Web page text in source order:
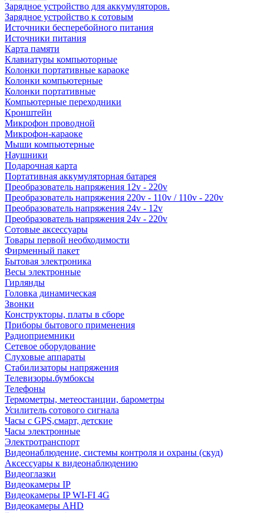
Зарядное устройство для аккумуляторов.
Зарядное устройство к сотовым
Источники бесперебойного питания
Источники питания
Карта памяти
Клавиатуры компьюторные
Колонки портативные караоке
Колонки компьютерные
Колонки портативные
Компьютерные переходники
Кронштейн
Микрофон проводной
Микрофон-караоке
Мыши компьютерные
Наушники
Подарочная карта
Портативная аккумуляторная батарея
Преобразователь напряжения 12v - 220v
Преобразователь напряжения 220v - 110v / 110v - 220v
Преобразователь напряжения 24v - 12v
Преобразователь напряжения 24v - 220v
Сотовые аксессуары
Товары первой необходимости
Фирменный пакет
Бытовая электроника
Весы электронные
Гирлянды
Головка динамическая
Звонки
Конструкторы, платы в сборе
Приборы бытового применения
Радиоприемники
Сетевое оборудование
Слуховые аппараты
Стабилизаторы напряжения
Телевизоры.бумбоксы
Телефоны
Термометры, метеостанции, барометры
Усилитель сотового сигнала
Часы с GPS,смарт, детские
Часы электронные
Электротранспорт
Видеонаблюдение, системы контроля и охраны (скуд)
Аксессуары к видеонаблюдению
Видеоглазки
Видеокамеры IP
Видеокамеры IP WI-FI 4G
Видеокамеры AHD